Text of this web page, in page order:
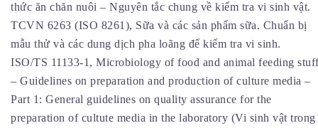
thức ăn chăn nuôi – Nguyên tắc chung về kiểm tra vi sinh vật.
TCVN 6263 (ISO 8261), Sữa và các sản phẩm sữa. Chuẩn bị
mẫu thử và các dung dịch pha loãng để kiểm tra vi sinh.
ISO/TS 11133-1, Microbiology of food and animal feeding
– Guidelines on preparation and production of culture media –
Part 1: General guidelines on quality assurance for the
preparation of cultute media in the laboratory (Vi sinh vật trong